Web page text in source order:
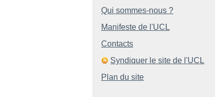
Qui sommes-nous ?
Manifeste de l'UCL
Contacts
Syndiquer le site de l'UCL
Plan du site